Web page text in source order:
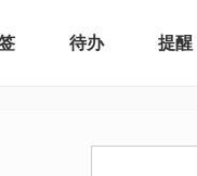
待办 提醒